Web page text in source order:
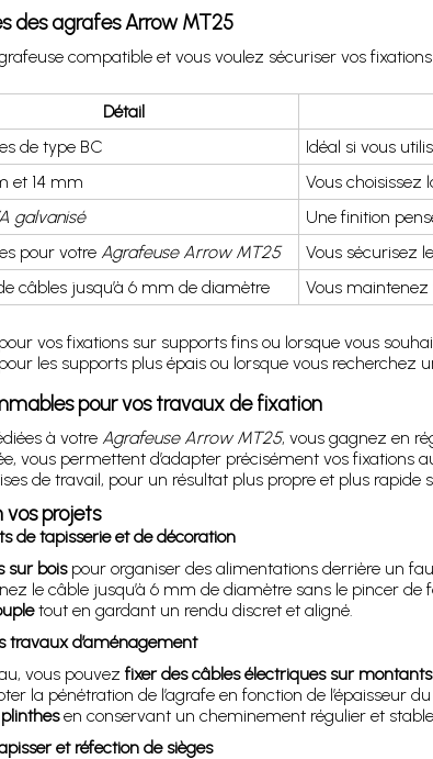
des agrafes Arrow MT25
compatible et vous voulez sécuriser vos
Détail
de type BC
Idéal si vous
et 14 mm
Vous choisissez
galvanisé
Une finition
pour votre Agrafeuse Arrow MT25
Vous sécurisez
câbles jusqu’à 6 mm de diamètre Vous maintenez
vos fixations sur supports fins ou lorsque vous
les supports plus épais ou lorsque vous recherchez
pour vos travaux de fixation
à votre Agrafeuse Arrow MT25, vous gagnez en
vous permettent d’adapter précisément vos
de travail, pour un résultat plus propre et plus rapide
vos projets
de tapisserie et de décoration
sur boispour organiser des alimentations derrière un
le câble jusqu’à 6 mm de diamètre sans le pincer
tout en gardant un rendu discret et aligné.
travaux d’aménagement
vous pouvez fixer des câbles électriques sur
la pénétration de l’agrafe en fonction de l’épaisseur
en conservant un cheminement régulier et
et réfection de sièges